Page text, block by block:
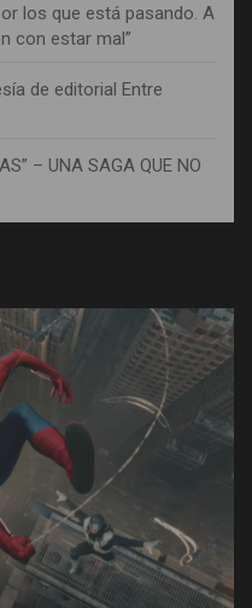
los que está pasando. A
con estar mal”
de editorial Entre
– UNA SAGA QUE NO